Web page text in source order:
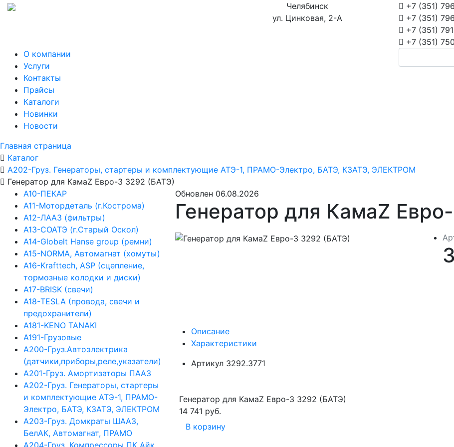
Челябинск
ул. Цинковая, 2-А
+7 (351)
+7 (351)
+7 (351)
+7 (351)
О компании
Услуги
Контакты
Прайсы
Каталоги
Новинки
Новости
Главная страница
Каталог
А202-Груз. Генераторы, стартеры и комплектующие АТЭ-1, ПРАМО-Электро, БАТЭ, КЗАТЭ, ЭЛЕКТРОМ
Генератор для КамаZ Евро-3 3292 (БАТЭ)
А10-ПЕКАР
А11-Мотордеталь (г.Кострома)
А12-ЛААЗ (фильтры)
А13-СОАТЭ (г.Старый Оскол)
А14-Globelt Hanse group (ремни)
А15-NORMA, Автомагнат (хомуты)
А16-Krafttech, ASP (сцепление,
тормозные колодки и диски)
А17-BRISK (свечи)
А18-TESLA (провода, свечи и
предохранители)
А181-KENO TANAKI
А191-Грузовые
А200-Груз.Автоэлектрика
(датчики,приборы,реле,указатели)
А201-Груз. Амортизаторы ПААЗ
А202-Груз. Генераторы, стартеры
и комплектующие АТЭ-1, ПРАМО-
Электро, БАТЭ, КЗАТЭ, ЭЛЕКТРОМ
А203-Груз. Домкраты ШААЗ,
БелАК, Автомагнат, ПРАМО
А204-Груз. Компрессоры ПК Айк,
Обновлен 06.08.2026
Генератор для КамаZ
Описание
Характеристики
Артикул 3292.3771
Генератор для КамаZ Евро-3 3292 (БАТЭ)
14 741 руб.
В корзину